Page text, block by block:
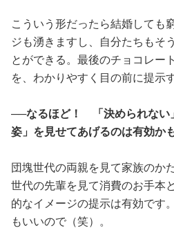
こういう形だったら結婚しても
ジも湧きますし、自分たちもそ
とができる。最後のチョコレー
を、わかりやすく目の前に提示
──なるほど！ 「決められない
姿」を見せてあげるのは有効か
団塊世代の両親を見て家族のか
世代の先輩を見て消費のお手本
的なイメージの提示は有効です
もいいので（笑）。